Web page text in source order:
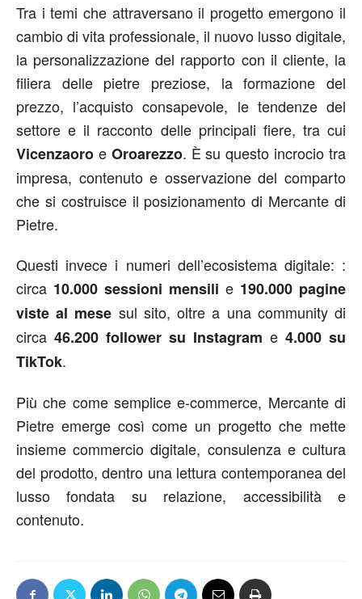
Tra i temi che attraversano il progetto emergono il
cambio di vita professionale, il nuovo lusso digitale,
la personalizzazione del rapporto con il cliente, la
filiera delle pietre preziose, la formazione del
prezzo, l’acquisto consapevole, le tendenze del
settore e il racconto delle principali fiere, tra cui
Vicenzaoro e Oroarezzo. È su questo incrocio tra
impresa, contenuto e osservazione del comparto
che si costruisce il posizionamento di Mercante di
Pietre.
Questi invece i numeri dell’ecosistema digitale: :
circa 10.000 sessioni mensili e 190.000 pagine
viste al mese sul sito, oltre a una community di
circa 46.200 follower su Instagram e 4.000 su
TikTok.
Più che come semplice e-commerce, Mercante di
Pietre emerge così come un progetto che mette
insieme commercio digitale, consulenza e cultura
del prodotto, dentro una lettura contemporanea del
lusso fondata su relazione, accessibilità e
contenuto.